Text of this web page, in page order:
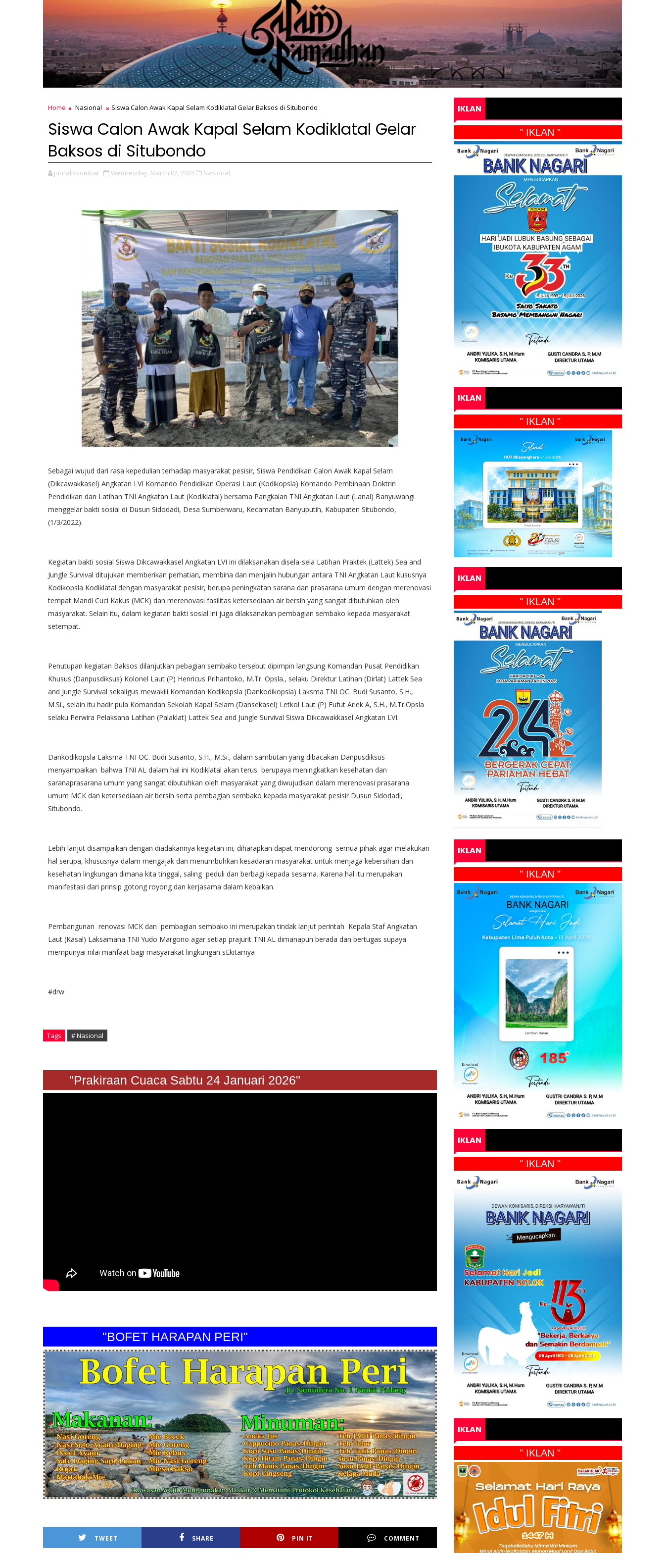
Home Nasional Siswa Calon Awak Kapal Selam Kodiklatal Gelar Baksos di Situbondo
Siswa Calon Awak Kapal Selam Kodiklatal Gelar
Baksos di Situbondo
jurnalissumbar Wednesday, March 02, 2022 Nasional,
Sebagai wujud dari rasa kepedulian terhadap masyarakat pesisir, Siswa Pendidikan Calon Awak Kapal Selam
(Dikcawakkasel) Angkatan LVI Komando Pendidikan Operasi Laut (Kodikopsla) Komando Pembinaan Doktrin
Pendidikan dan Latihan TNI Angkatan Laut (Kodiklatal) bersama Pangkalan TNI Angkatan Laut (Lanal) Banyuwangi
menggelar bakti sosial di Dusun Sidodadi, Desa Sumberwaru, Kecamatan Banyuputih, Kabupaten Situbondo,
(1/3/2022).
Kegiatan bakti sosial Siswa Dikcawakkasel Angkatan LVI ini dilaksanakan disela-sela Latihan Praktek (Lattek) Sea and
Jungle Survival ditujukan memberikan perhatian, membina dan menjalin hubungan antara TNI Angkatan Laut kususnya
Kodikopsla Kodiklatal dengan masyarakat pesisir, berupa peningkatan sarana dan prasarana umum dengan merenovasi
tempat Mandi Cuci Kakus (MCK) dan merenovasi fasilitas ketersediaan air bersih yang sangat dibutuhkan oleh
masyarakat. Selain itu, dalam kegiatan bakti sosial ini juga dilaksanakan pembagian sembako kepada masyarakat
setempat.
Penutupan kegiatan Baksos dilanjutkan pebagian sembako tersebut dipimpin langsung Komandan Pusat Pendidikan
Khusus (Danpusdiksus) Kolonel Laut (P) Henricus Prihantoko, M.Tr. Opsla., selaku Direktur Latihan (Dirlat) Lattek Sea
and Jungle Survival sekaligus mewakili Komandan Kodikopsla (Dankodikopsla) Laksma TNI OC. Budi Susanto, S.H.,
M.Si., selain itu hadir pula Komandan Sekolah Kapal Selam (Dansekasel) Letkol Laut (P) Fufut Ariek A, S.H., M.Tr.Opsla
selaku Perwira Pelaksana Latihan (Palaklat) Lattek Sea and Jungle Survival Siswa Dikcawakkasel Angkatan LVI.
Dankodikopsla Laksma TNI OC. Budi Susanto, S.H., M.Si., dalam sambutan yang dibacakan Danpusdiksus
menyampaikan bahwa TNI AL dalam hal ini Kodiklatal akan terus berupaya meningkatkan kesehatan dan
saranaprasarana umum yang sangat dibutuhkan oleh masyarakat yang diwujudkan dalam merenovasi prasarana
umum MCK dan ketersediaan air bersih serta pembagian sembako kepada masyarakat pesisir Dusun Sidodadi,
Situbondo.
Lebih lanjut disampaikan dengan diadakannya kegiatan ini, diharapkan dapat mendorong semua pihak agar melakukan
hal serupa, khususnya dalam mengajak dan menumbuhkan kesadaran masyarakat untuk menjaga kebersihan dan
kesehatan lingkungan dimana kita tinggal, saling peduli dan berbagi kepada sesama. Karena hal itu merupakan
manifestasi dari prinsip gotong royong dan kerjasama dalam kebaikan.
Pembangunan renovasi MCK dan pembagian sembako ini merupakan tindak lanjut perintah Kepala Staf Angkatan
Laut (Kasal) Laksamana TNI Yudo Margono agar setiap prajurit TNI AL dimanapun berada dan bertugas supaya
mempunyai nilai manfaat bagi masyarakat lingkungan sEkitarnya
#drw
Tags # Nasional
"Prakiraan Cuaca Sabtu 24 Januari 2026"
"BOFET HARAPAN PERI"
TWEET SHARE PIN IT COMMENT
IKLAN
" IKLAN "
IKLAN
" IKLAN "
IKLAN
" IKLAN "
IKLAN
" IKLAN "
IKLAN
" IKLAN "
IKLAN
" IKLAN "